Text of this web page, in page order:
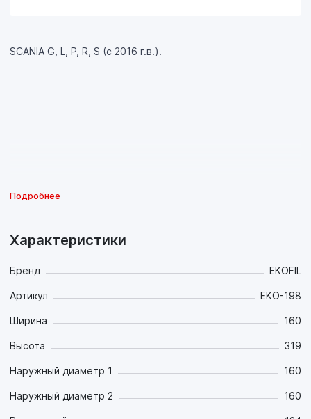
SCANIA G, L, P, R, S (с 2016 г.в.).
Подробнее
Характеристики
Бренд EKOFIL
Артикул EKO-198
Ширина 160
Высота 319
Наружный диаметр 1 160
Наружный диаметр 2 160